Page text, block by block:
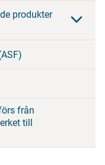
produkter
från
till